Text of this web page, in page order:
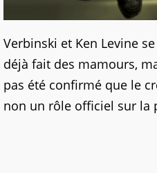
Verbinski et Ken Levine
déjà fait des mamours,
pas été confirmé que le
non un rôle officiel sur la